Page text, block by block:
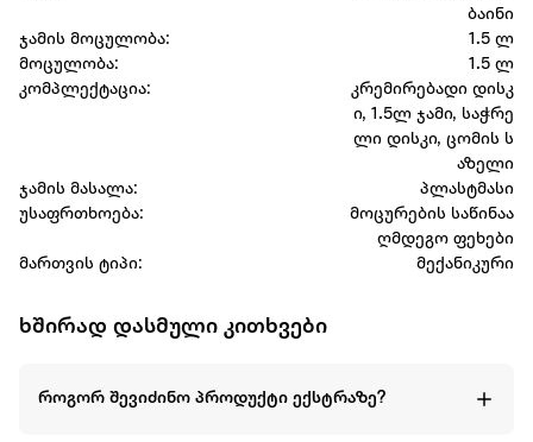
ბაინი
ჯამის მოცულობა:
1.5 ლ
მოცულობა:
1.5 ლ
კომპლექტაცია:
კრემირებადი დისკ
ი, 1.5ლ ჯამი, საჭრე
ლი დისკი, ცომის ს
აზელი
ჯამის მასალა:
პლასტმასი
უსაფრთხოება:
მოცურების საწინაა
ღმდეგო ფეხები
მართვის ტიპი:
მექანიკური
ხშირად დასმული კითხვები
როგორ შევიძინო პროდუქტი ექსტრაზე?